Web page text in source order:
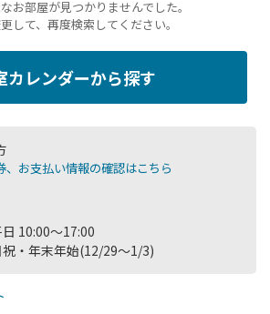
お部屋が見つかりませんでした。
して、再度検索してください。
カレンダーから探す
、お支払い情報の確認はこちら
10:00～17:00
・年末年始(12/29～1/3)